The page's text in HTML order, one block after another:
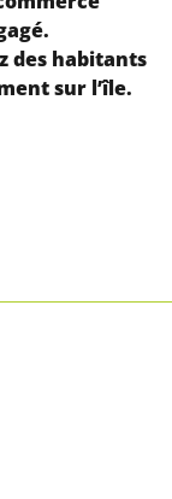
des habitants
sur l’île.